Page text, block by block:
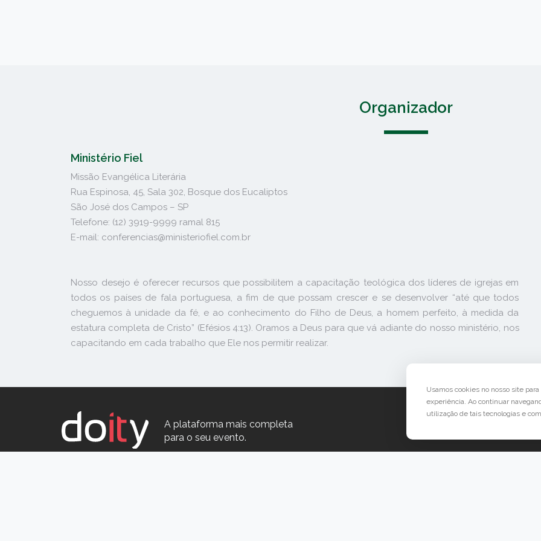
Organizador
Ministério Fiel
Missão Evangélica Literária
Rua Espinosa, 45, Sala 302, Bosque dos Eucaliptos
São José dos Campos – SP
Telefone: (12) 3919-9999 ramal 815
E-mail: conferencias@ministeriofiel.com.br
Nosso desejo é oferecer recursos que possibilitem a capacitação teológica dos líderes de igrejas em
todos os países de fala portuguesa, a fim de que possam crescer e se desenvolver “até que todos
cheguemos à unidade da fé, e ao conhecimento do Filho de Deus, a homem perfeito, à medida da
estatura completa de Cristo” (Efésios 4:13). Oramos a Deus para que vá adiante do nosso ministério, nos
capacitando em cada trabalho que Ele nos permitir realizar.
A plataforma mais completa
para o seu evento.
Usamos cookies no nosso site
experiência. Ao continuar
utilização de tais tecnologias e